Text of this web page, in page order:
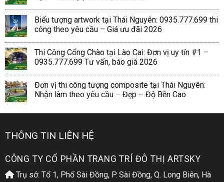
Biểu tượng artwork tại Thái Nguyên: 0935.777.699 thi
công theo yêu cầu – Giá ưu đãi 2026
Thi Công Cổng Chào tại Lào Cai: Đơn vị uy tín #1 –
0935.777.699 Tư vấn, báo giá 2026
Đơn vị thi công tượng composite tại Thái Nguyên:
Nhận làm theo yêu cầu – Đẹp – Độ Bền Cao
THÔNG TIN LIÊN HỆ
CÔNG TY CỔ PHẦN TRANG TRÍ ĐÔ THỊ ARTSKY
Trụ sở: Tổ 1, Phố Sài Đồng, P. Sài Đồng, Q. Long Biên, Hà